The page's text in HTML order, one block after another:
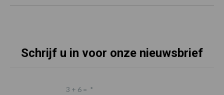
Schrijf u in voor onze nieuwsbrief
3 + 6 = *